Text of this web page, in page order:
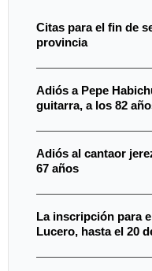
Citas para el fin de
provincia
Adiós a Pepe
guitarra, a los 82
Adiós al cantaor
67 años
La inscripción para
Lucero, hasta el 20